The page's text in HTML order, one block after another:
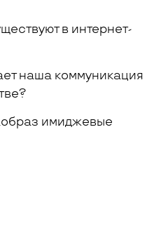
в интернет-
наша коммуникация
имиджевые